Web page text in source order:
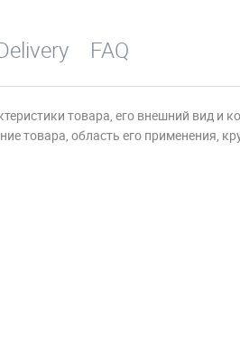
FAQ
товара, его внешний вид и
товара, область его применения,